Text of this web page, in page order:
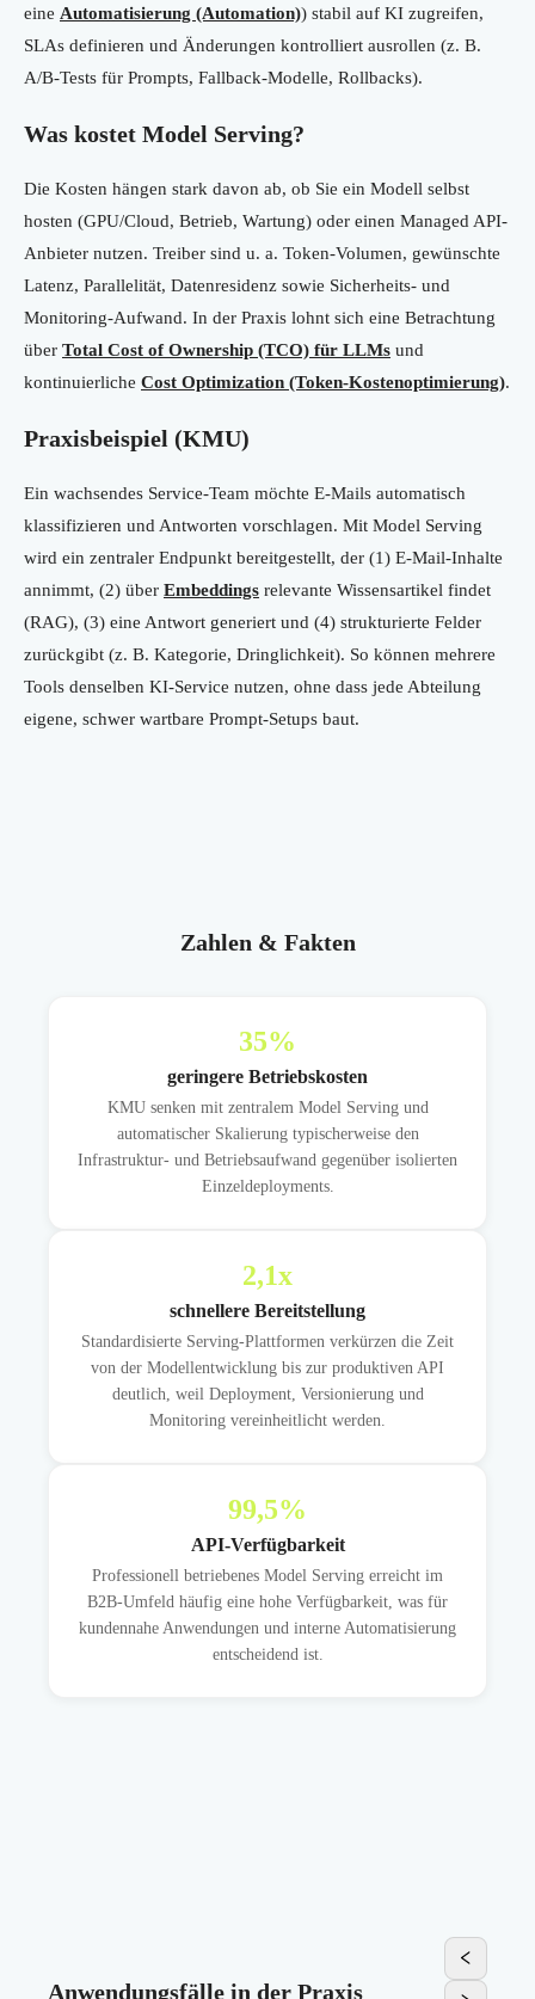
eine Automatisierung (Automation)) stabil auf KI zugreifen,
SLAs definieren und Änderungen kontrolliert ausrollen (z. B.
A/B-Tests für Prompts, Fallback-Modelle, Rollbacks).
Was kostet Model Serving?
Die Kosten hängen stark davon ab, ob Sie ein Modell selbst
hosten (GPU/Cloud, Betrieb, Wartung) oder einen Managed API-
Anbieter nutzen. Treiber sind u. a. Token-Volumen, gewünschte
Latenz, Parallelität, Datenresidenz sowie Sicherheits- und
Monitoring-Aufwand. In der Praxis lohnt sich eine Betrachtung
über Total Cost of Ownership (TCO) für LLMs und
kontinuierliche Cost Optimization (Token-Kostenoptimierung).
Praxisbeispiel (KMU)
Ein wachsendes Service-Team möchte E-Mails automatisch
klassifizieren und Antworten vorschlagen. Mit Model Serving
wird ein zentraler Endpunkt bereitgestellt, der (1) E-Mail-Inhalte
annimmt, (2) über Embeddings relevante Wissensartikel findet
(RAG), (3) eine Antwort generiert und (4) strukturierte Felder
zurückgibt (z. B. Kategorie, Dringlichkeit). So können mehrere
Tools denselben KI-Service nutzen, ohne dass jede Abteilung
eigene, schwer wartbare Prompt-Setups baut.
Zahlen & Fakten
35%
geringere Betriebskosten
KMU senken mit zentralem Model Serving und
automatischer Skalierung typischerweise den
Infrastruktur- und Betriebsaufwand gegenüber isolierten
Einzeldeployments.
2,1x
schnellere Bereitstellung
Standardisierte Serving-Plattformen verkürzen die Zeit
von der Modellentwicklung bis zur produktiven API
deutlich, weil Deployment, Versionierung und
Monitoring vereinheitlicht werden.
99,5%
API-Verfügbarkeit
Professionell betriebenes Model Serving erreicht im
B2B-Umfeld häufig eine hohe Verfügbarkeit, was für
kundennahe Anwendungen und interne Automatisierung
entscheidend ist.
Anwendungsfälle in der Praxis